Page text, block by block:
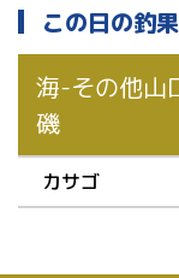
この日の釣
海-その他山
磯
カサゴ